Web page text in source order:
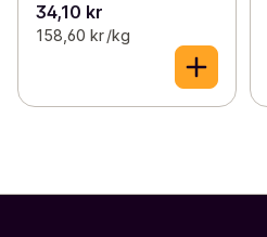
34,10 kr
158,60 kr /kg